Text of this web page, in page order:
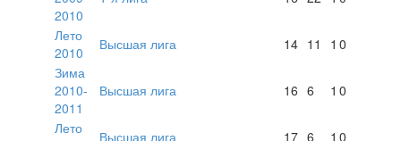
2010
Лето
2010
Высшая лига 14 11 1 0
Зима
2010-
2011
Высшая лига 16 6 1 0
Лето
Высшая лига 17 6 1 0